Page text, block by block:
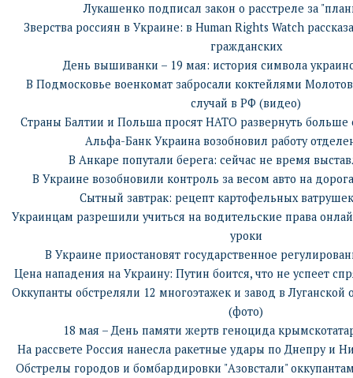
Лукашенко подписал закон о расстреле за
Зверства россиян в Украине: в Human Rights Watch
гражданских
День вышиванки – 19 мая: история символа
В Подмосковье военкомат забросали коктейлями
случай в РФ (видео)
Страны Балтии и Польша просят НАТО развернуть больше
Альфа-Банк Украина возобновил работу
В Анкаре попутали берега: сейчас не время
В Украине возобновили контроль за весом авто на
Сытный завтрак: рецепт картофельных
Украинцам разрешили учиться на водительские права
уроки
В Украине приостановят государственное
Цена нападения на Украину: Путин боится, что не успеет
Оккупанты обстреляли 12 многоэтажек и завод в Луганской
(фото)
18 мая – День памяти жертв геноцида
На рассвете Россия нанесла ракетные удары по Днепру и
Обстрелы городов и бомбардировки "Азовстали"